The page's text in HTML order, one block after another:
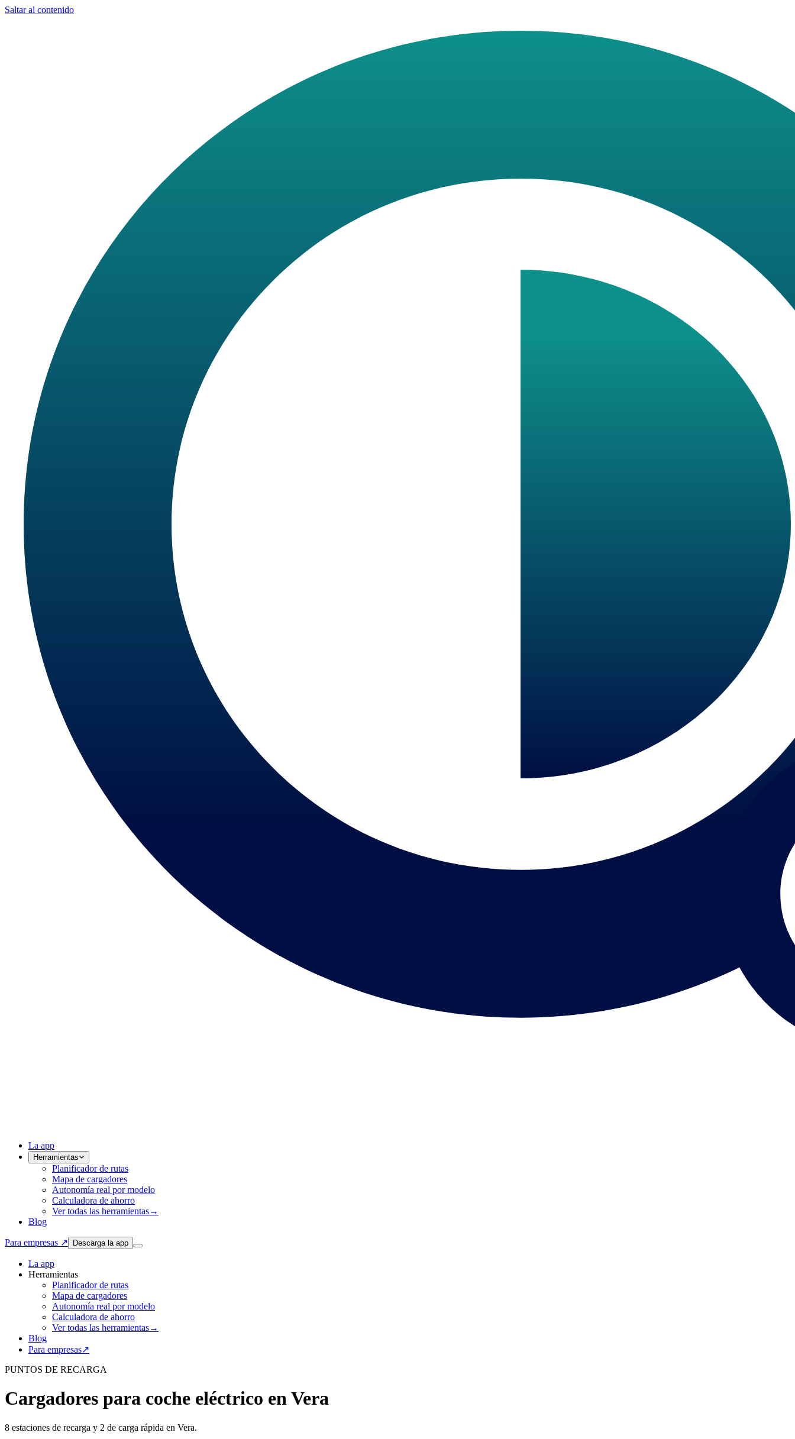
Saltar al contenido
La app
Herramientas
Planificador de rutas
Mapa de cargadores
Autonomía real por modelo
Calculadora de ahorro
Ver todas las herramientas→
Blog
Para empresas ↗ Descarga la app
La app
Herramientas
Planificador de rutas
Mapa de cargadores
Autonomía real por modelo
Calculadora de ahorro
Ver todas las herramientas→
Blog
Para empresas↗
PUNTOS DE RECARGA
Cargadores para coche eléctrico en Vera
8 estaciones de recarga y 2 de carga rápida en Vera.